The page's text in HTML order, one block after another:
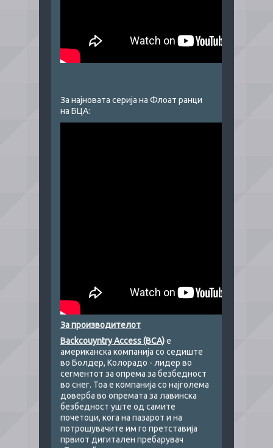
​За најновата серија на Флоат ранци
на БЦА:
За производителот
Backcouyntry Access (BCA)е
американска компанија со седиште
во Болдер, Колорадо - лидер во
сегментот за опрема за безбедност
во снег. Тоа е компанија со најголема
доверба во опремата за лавинска
безбедност уште од самите
почетоци, кога на пазарот и на
потрошувачите им го претставија
првиот дигитален пребарувач